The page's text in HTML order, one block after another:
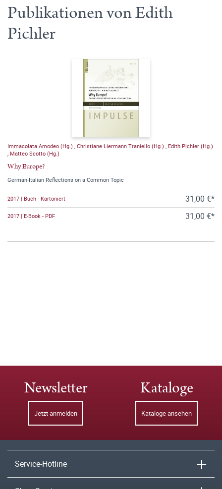
Publikationen von Edith
Pichler
Immacolata Amodeo (Hg.) Christiane Liermann Traniello (Hg.)
Edith Pichler (Hg.)
Matteo Scotto (Hg.)
Why Europe?
German-Italian Reflections on a Common Topic
2017 | Buch - Kartoniert 31,00 €*
2017 | E-Book - PDF 31,00 €*
Newsletter
Jetzt anmelden
Kataloge
Kataloge ansehen
Service-Hotline